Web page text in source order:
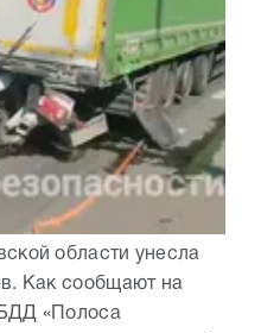
области унесла
Как сообщают на
«Полоса